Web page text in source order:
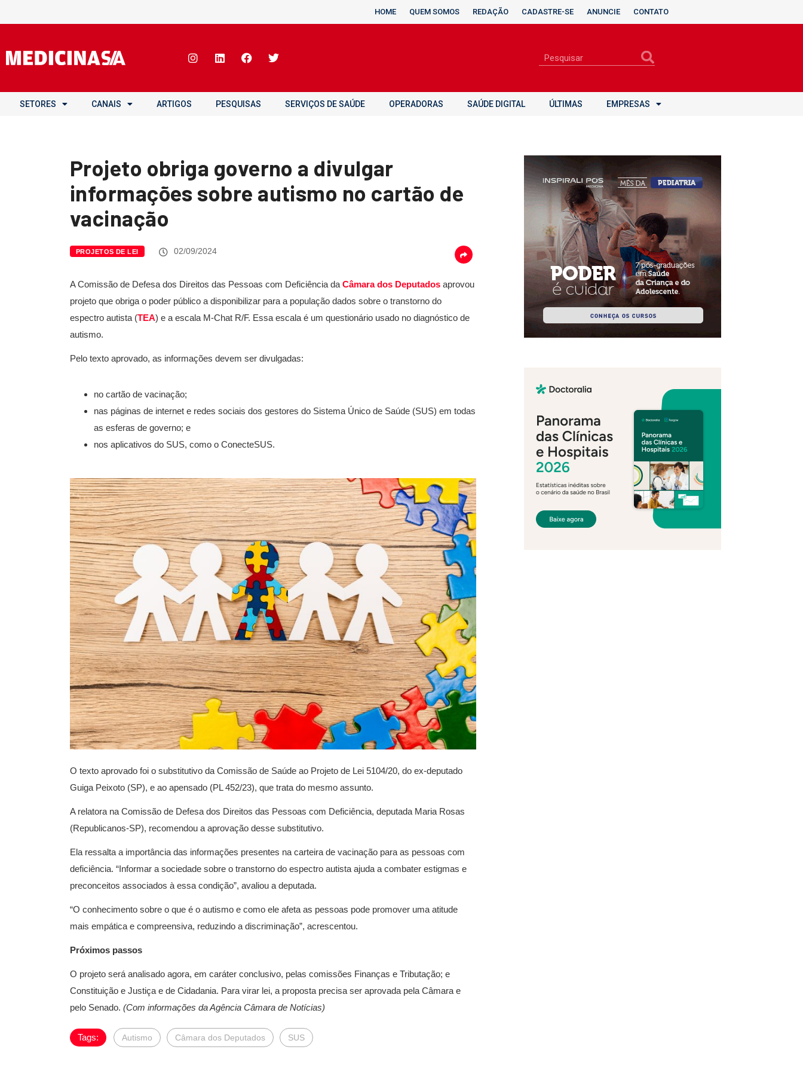
HOME QUEM SOMOS REDAÇÃO CADASTRE-SE ANUNCIE CONTATO
SETORES CANAIS ARTIGOS PESQUISAS SERVIÇOS DE SAÚDE OPERADORAS SAÚDE DIGITAL ÚLTIMAS EMPRESAS
Projeto obriga governo a divulgar
informações sobre autismo no cartão de
vacinação
PROJETOS DE LEI 02/09/2024
A Comissão de Defesa dos Direitos das Pessoas com Deficiência da Câmara dos Deputados aprovou
projeto que obriga o poder público a disponibilizar para a população dados sobre o transtorno do
espectro autista (TEA) e a escala M-Chat R/F. Essa escala é um questionário usado no diagnóstico de
autismo.
Pelo texto aprovado, as informações devem ser divulgadas:
no cartão de vacinação;
nas páginas de internet e redes sociais dos gestores do Sistema Único de Saúde (SUS) em todas
as esferas de governo; e
nos aplicativos do SUS, como o ConecteSUS.
O texto aprovado foi o substitutivo da Comissão de Saúde ao Projeto de Lei 5104/20, do ex-deputado
Guiga Peixoto (SP), e ao apensado (PL 452/23), que trata do mesmo assunto.
A relatora na Comissão de Defesa dos Direitos das Pessoas com Deficiência, deputada Maria Rosas
(Republicanos-SP), recomendou a aprovação desse substitutivo.
Ela ressalta a importância das informações presentes na carteira de vacinação para as pessoas com
deficiência. “Informar a sociedade sobre o transtorno do espectro autista ajuda a combater estigmas e
preconceitos associados à essa condição”, avaliou a deputada.
“O conhecimento sobre o que é o autismo e como ele afeta as pessoas pode promover uma atitude
mais empática e compreensiva, reduzindo a discriminação”, acrescentou.
Próximos passos
O projeto será analisado agora, em caráter conclusivo, pelas comissões Finanças e Tributação; e
Constituição e Justiça e de Cidadania. Para virar lei, a proposta precisa ser aprovada pela Câmara e
pelo Senado. (Com informações da Agência Câmara de Notícias)
Tags: Autismo Câmara dos Deputados SUS